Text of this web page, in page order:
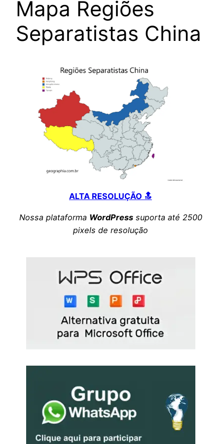
Mapa Regiões
Separatistas China
ALTA RESOLUÇÃO 🔝
Nossa plataforma WordPresssuporta até 2500
pixels de resolução